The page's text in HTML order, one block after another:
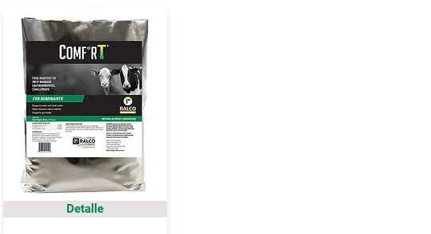
Detalle